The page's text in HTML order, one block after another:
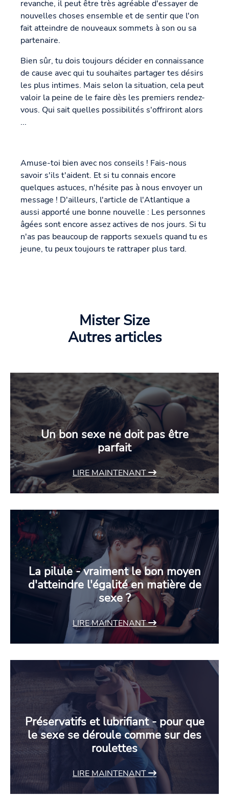
revanche, il peut être très agréable d'essayer de
nouvelles choses ensemble et de sentir que l'on
fait atteindre de nouveaux sommets à son ou sa
partenaire.
Bien sûr, tu dois toujours décider en connaissance
de cause avec qui tu souhaites partager tes désirs
les plus intimes. Mais selon la situation, cela peut
valoir la peine de le faire dès les premiers rendez-
vous. Qui sait quelles possibilités s'offriront alors
...
Amuse-toi bien avec nos conseils ! Fais-nous
savoir s'ils t'aident. Et si tu connais encore
quelques astuces, n'hésite pas à nous envoyer un
message ! D'ailleurs, l'article de l'Atlantique a
aussi apporté une bonne nouvelle : Les personnes
âgées sont encore assez actives de nos jours. Si tu
n'as pas beaucoup de rapports sexuels quand tu es
jeune, tu peux toujours te rattraper plus tard.
Mister Size
Autres articles
Un bon sexe ne doit pas être
parfait
LIRE MAINTENANT
La pilule - vraiment le bon moyen
d'atteindre l'égalité en matière de
sexe ?
LIRE MAINTENANT
Préservatifs et lubrifiant - pour que
le sexe se déroule comme sur des
roulettes
LIRE MAINTENANT